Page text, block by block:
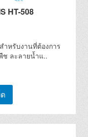
HT-508
ำหรับงานที่ต้องการ
ช ละลายน้ำแ..